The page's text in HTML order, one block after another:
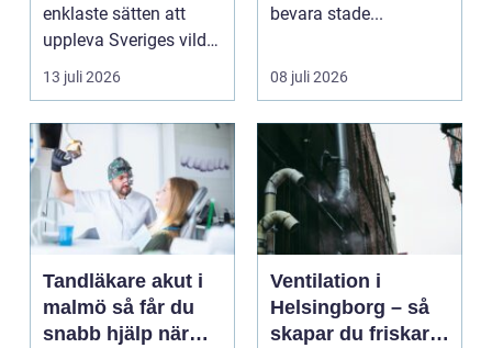
enklaste sätten att
uppleva Sveriges vilda
hjärta på n...
13 juli 2026
bevara stade...
08 juli 2026
Tandläkare akut i
malmö så får du
snabb hjälp när
Ventilation i
Helsingborg – så
skapar du friskare